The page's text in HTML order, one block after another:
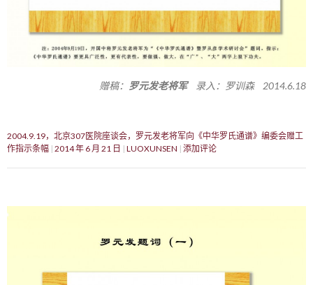
赠稿： 罗元发老将军录入：罗训森 2014.6.18
2004.9.19，北京307医院座谈会，罗元发老将军向《中华罗氏通谱》编委会赠工
作指示条幅 2014 年 6 月 21 日 LUOXUNSEN 添加评论